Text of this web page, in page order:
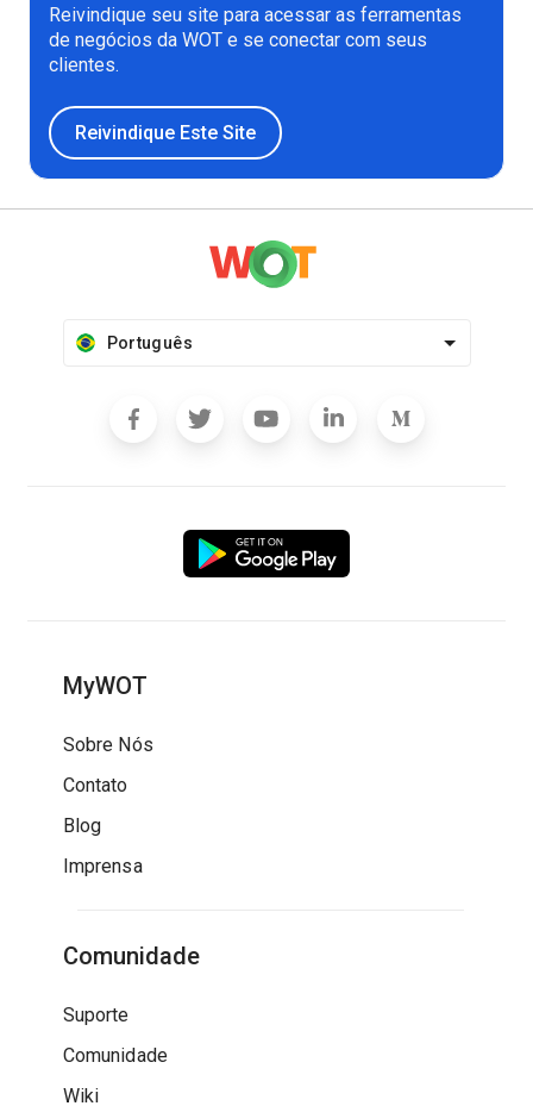
Reivindique seu site para acessar as ferramentas
de negócios da WOT e se conectar com seus
clientes.
Reivindique Este Site
Português
MyWOT
Sobre Nós
Contato
Blog
Imprensa
Comunidade
Suporte
Comunidade
Wiki